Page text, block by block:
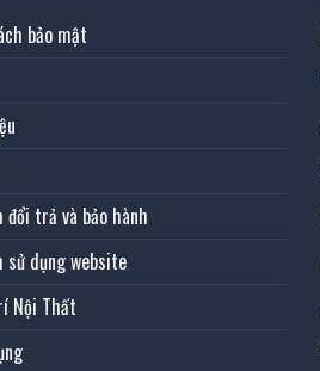
bảo mật
đổi trả và bảo hành
sử dụng website
Nội Thất